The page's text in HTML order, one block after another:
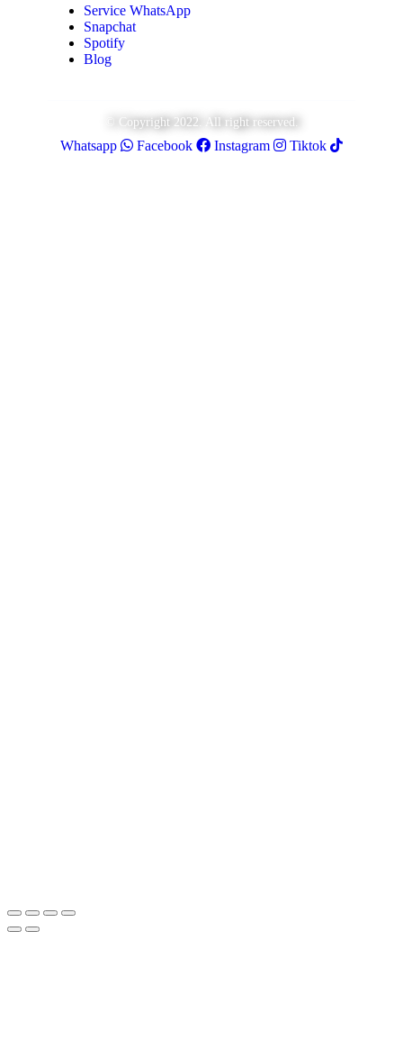
Service WhatsApp
Snapchat
Spotify
Blog
© Copyright 2022. All right reserved.
Whatsapp Facebook Instagram Tiktok